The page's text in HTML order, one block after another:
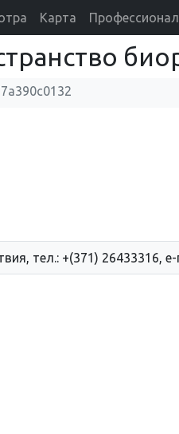
Карта
тел.: +(371) 26433316,